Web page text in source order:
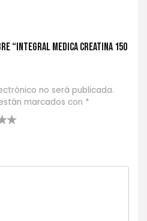
MEDICA Creatina 150
no será publicada.
marcados con *